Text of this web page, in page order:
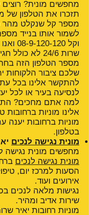
מחפשים מונית? רוצים
תזכרו את הטלפון של
מספר קל שנקלט מהר
לשמור אותו בנייד
וקל 08-9-120-120
שרות 24/6 לא
מספר הטלפון הזה
שלכם ציבור הלקוחות
להתקשר אלינו בכל
לנסיעה בעיר או לכל
למה אתם מחכים?
אלינו מוניות ברחובות
מוניות ברחובות יענה
בטלפון.
מונית נגישה לנכים
מחפשים מונית נגישה
מונית נגישה לנכים
הסעות למרכז יום,
אירועים ועוד.
נגישות מלאה לנכים
שירות אדיב ומהיר.
מוניות רחובות יאיר